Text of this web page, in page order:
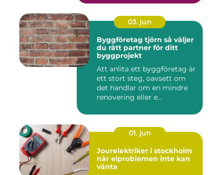
03. jun
Byggföretag tjörn så väljer
du rätt partner för ditt
byggprojekt
Att anlita ett byggföretag är
ett stort steg, oavsett om
det handlar om en mindre
renovering eller e...
01. jun
Jourelektriker i stockholm
när elproblemen inte kan
vänta